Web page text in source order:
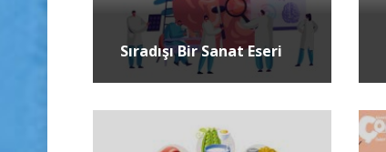
Sıradışı Bir Sanat Eseri